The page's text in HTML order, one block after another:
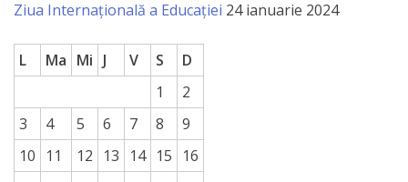
Ziua Internațională a Educației 24 ianuarie 2024
L Ma Mi J V S
D
1
2
3
4 5 6 7 8
9
10
11 12 13 14 15
16